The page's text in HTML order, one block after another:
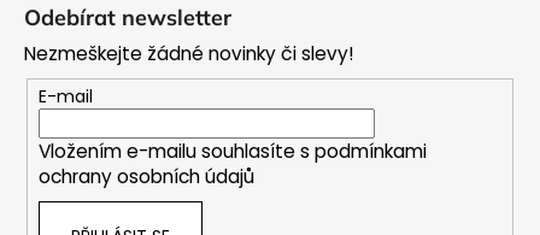
Odebírat newsletter
Nezmeškejte žádné novinky či slevy!
E-mail
Vložením e-mailu souhlasíte s podmínkami
ochrany osobních údajů